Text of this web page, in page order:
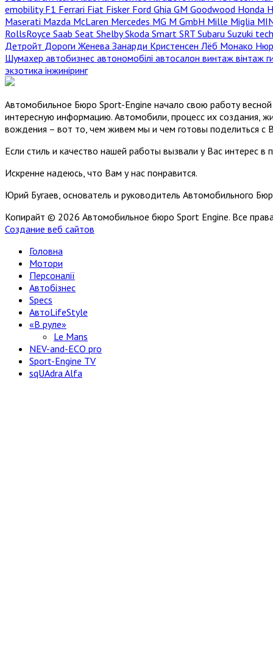
emobilityF1 Ferrari Fiat Fisker Ford Ghia GM Goodwood Honda
Maserati Mazda McLaren Mercedes MG M GmbH Mille Miglia
RollsRoyce Saab Seat ShelbySkoda Smart SRT Subaru Suzuki
Детройт Дороги Женева Занарди Кристенсен Лёб Монако
Шумахер автобизнес автономобілі автосалон винтаж вінтаж
экзотика інжиніринг
Автомобильное Бюро Sport-Engine начало свою работу
интересную информацию. Автомобили, процесс их создания,
вождения – вот то, чем живем мы и чем готовы поделиться с
Если стиль и качество нашей работы вызвали у Вас интерес в
Искренне надеюсь, что Вам у нас понравится.
Юрий Бугаев, основатель и руководитель Автомобильного
Копирайт © 2026 Автомобильное бюро Sport Engine. Все
Создание веб сайтов
Головна
Мотори
Персоналії
Автобізнес
Specs
АвтоLifeStyle
«В руле»
Le Mans
NEV-and-ECO pro
Sport-Engine TV
sqUAdra Alfa